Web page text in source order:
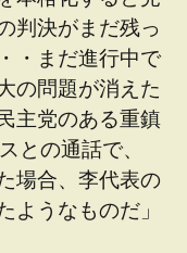
判決がまだ残っ
・まだ進行中で
の問題が消えた
主党のある重鎮
との通話で、
場合、李代表の
ようなものだ」